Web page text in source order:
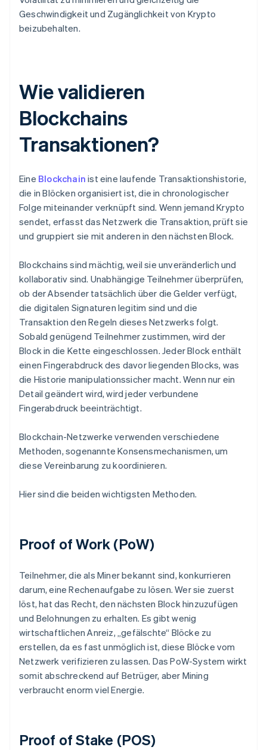
Geschwindigkeit und Zugänglichkeit von Krypto
beizubehalten.
Wie validieren
Blockchains
Transaktionen?
Eine Blockchain ist eine laufende Transaktionshistorie,
die in Blöcken organisiert ist, die in chronologischer
Folge miteinander verknüpft sind. Wenn jemand Krypto
sendet, erfasst das Netzwerk die Transaktion, prüft sie
und gruppiert sie mit anderen in den nächsten Block.
Blockchains sind mächtig, weil sie unveränderlich und
kollaborativ sind. Unabhängige Teilnehmer überprüfen,
ob der Absender tatsächlich über die Gelder verfügt,
die digitalen Signaturen legitim sind und die
Transaktion den Regeln dieses Netzwerks folgt.
Sobald genügend Teilnehmer zustimmen, wird der
Block in die Kette eingeschlossen. Jeder Block enthält
einen Fingerabdruck des davor liegenden Blocks, was
die Historie manipulationssicher macht. Wenn nur ein
Detail geändert wird, wird jeder verbundene
Fingerabdruck beeinträchtigt.
Blockchain-Netzwerke verwenden verschiedene
Methoden, sogenannte Konsensmechanismen, um
diese Vereinbarung zu koordinieren.
Hier sind die beiden wichtigsten Methoden.
Proof of Work (PoW)
Teilnehmer, die als Miner bekannt sind, konkurrieren
darum, eine Rechenaufgabe zu lösen. Wer sie zuerst
löst, hat das Recht, den nächsten Block hinzuzufügen
und Belohnungen zu erhalten. Es gibt wenig
wirtschaftlichen Anreiz, „gefälschte“ Blöcke zu
erstellen, da es fast unmöglich ist, diese Blöcke vom
Netzwerk verifizieren zu lassen. Das PoW-System wirkt
somit abschreckend auf Betrüger, aber Mining
verbraucht enorm viel Energie.
Proof of Stake (POS)